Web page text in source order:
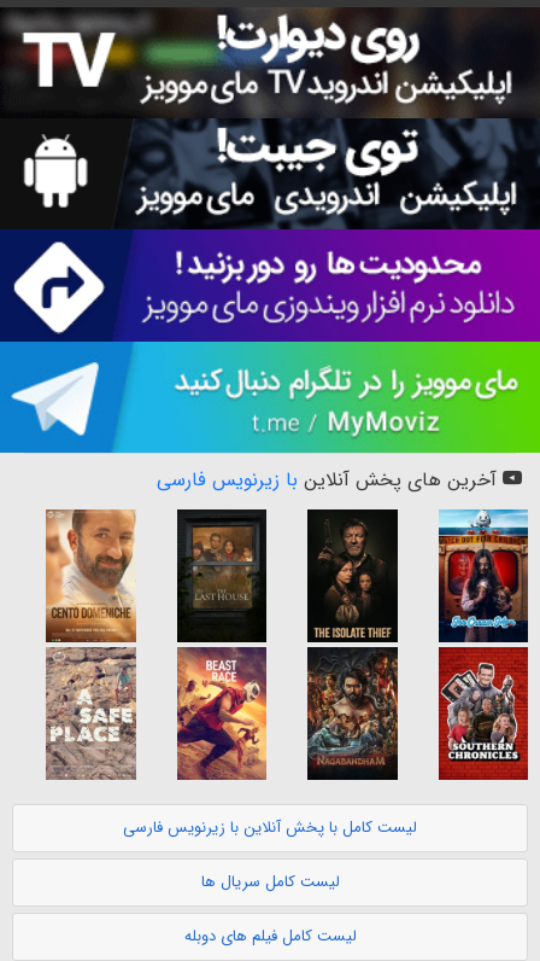
آخرین های پخش آنلاین با زیرنویس فارسی
لیست کامل با پخش آنلاین با زیرنویس فارسی
لیست کامل سریال ها
لیست کامل فیلم های دوبله